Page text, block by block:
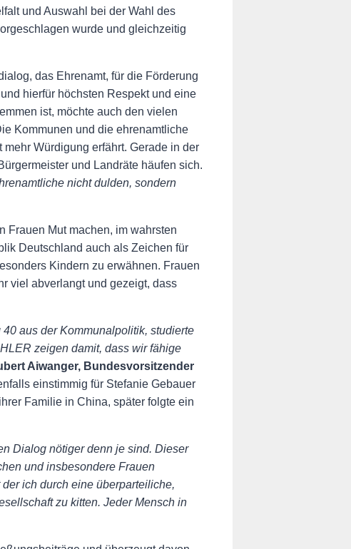
und Auswahl bei der Wahl des
wurde und gleichzeitig
das Ehrenamt, für die Förderung
hierfür höchsten Respekt und eine
ist, möchte auch den vielen
Kommunen und die ehrenamtliche
Würdigung erfährt. Gerade in der
und Landräte häufen sich.
nicht dulden, sondern
Frauen Mut machen, im wahrsten
Deutschland auch als Zeichen für
Kindern zu erwähnen. Frauen
viel abverlangt und gezeigt, dass
aus der Kommunalpolitik, studierte
zeigen damit, dass wir fähige
Aiwanger, Bundesvorsitzender
einstimmig für Stefanie Gebauer
Familie in China, später folgte ein
Dialog nötiger denn je sind. Dieser
und insbesondere Frauen
ich durch eine überparteiliche,
zu kitten. Jeder Mensch in